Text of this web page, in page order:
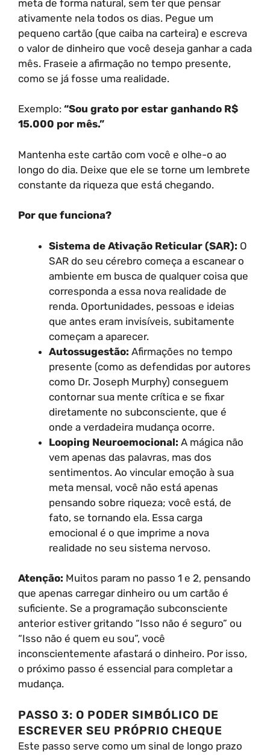
meta de forma natural, sem ter que pensar
ativamente nela todos os dias. Pegue um
pequeno cartão (que caiba na carteira) e escreva
o valor de dinheiro que você deseja ganhar a cada
mês. Fraseie a afirmação no tempo presente,
como se já fosse uma realidade.
Exemplo: “Sou grato por estar ganhando R$
15.000 por mês.”
Mantenha este cartão com você e olhe-o ao
longo do dia. Deixe que ele se torne um lembrete
constante da riqueza que está chegando.
Por que funciona?
Sistema de Ativação Reticular (SAR): O
SAR do seu cérebro começa a escanear o
ambiente em busca de qualquer coisa que
corresponda a essa nova realidade de
renda. Oportunidades, pessoas e ideias
que antes eram invisíveis, subitamente
começam a aparecer.
Autossugestão: Afirmações no tempo
presente (como as defendidas por autores
como Dr. Joseph Murphy) conseguem
contornar sua mente crítica e se fixar
diretamente no subconsciente, que é
onde a verdadeira mudança ocorre.
Looping Neuroemocional: A mágica não
vem apenas das palavras, mas dos
sentimentos. Ao vincular emoção à sua
meta mensal, você não está apenas
pensando sobre riqueza; você está, de
fato, se tornando ela. Essa carga
emocional é o que imprime a nova
realidade no seu sistema nervoso.
Atenção: Muitos param no passo 1 e 2, pensando
que apenas carregar dinheiro ou um cartão é
suficiente. Se a programação subconsciente
anterior estiver gritando “Isso não é seguro” ou
“Isso não é quem eu sou”, você
inconscientemente afastará o dinheiro. Por isso,
o próximo passo é essencial para completar a
mudança.
PASSO 3: O PODER SIMBÓLICO DE
ESCREVER SEU PRÓPRIO CHEQUE
Este passo serve como um sinal de longo prazo